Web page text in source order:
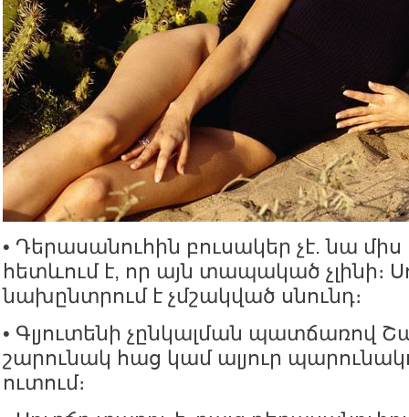
• Դերասանուհին բուսակեր չէ. նա միս
հետևում է, որ այն տապակած չլինի։
նախընտրում է չմշակված սնունդ։
• Գլյուտենի չընկալման պատճառով
շարունակ հաց կամ ալյուր
ուտում։